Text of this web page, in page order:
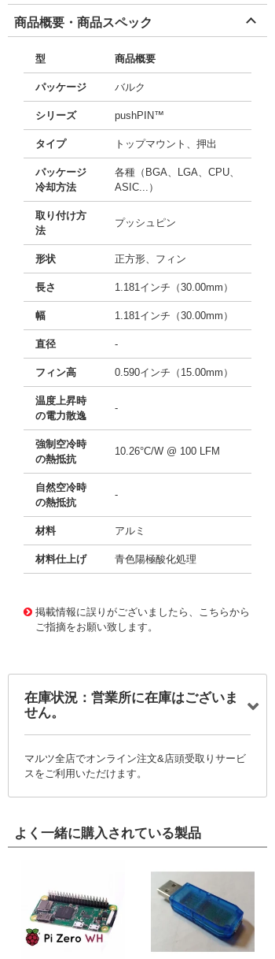
商品概要・商品スペック
型 商品概要
パッケージ バルク
シリーズ pushPIN™
タイプ トップマウント、押出
パッケージ
冷却方法
各種（BGA、LGA、CPU、
ASIC...）
取り付け方
法
プッシュピン
形状 正方形、フィン
長さ 1.181インチ（30.00mm）
幅 1.181インチ（30.00mm）
直径 -
フィン高 0.590インチ（15.00mm）
温度上昇時
の電力散逸
-
強制空冷時
の熱抵抗
10.26°C/W @ 100 LFM
自然空冷時
の熱抵抗
-
材料 アルミ
材料仕上げ 青色陽極酸化処理
掲載情報に誤りがございましたら、こちらから
ご指摘をお願い致します。
在庫状況：営業所に在庫はございま
せん。
マルツ全店でオンライン注文&店頭受取りサービ
スをご利用いただけます。
よく一緒に購入されている製品